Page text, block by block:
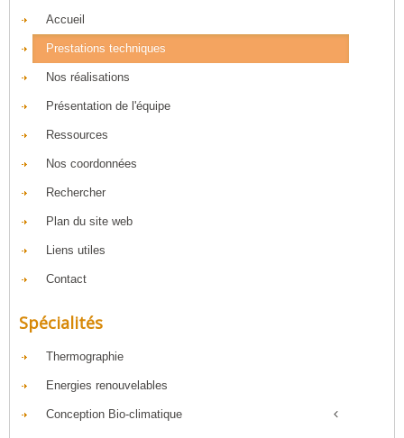
Accueil
Prestations techniques
Nos réalisations
Présentation de l'équipe
Ressources
Nos coordonnées
Rechercher
Plan du site web
Liens utiles
Contact
Spécialités
Thermographie
Energies renouvelables
Conception Bio-climatique